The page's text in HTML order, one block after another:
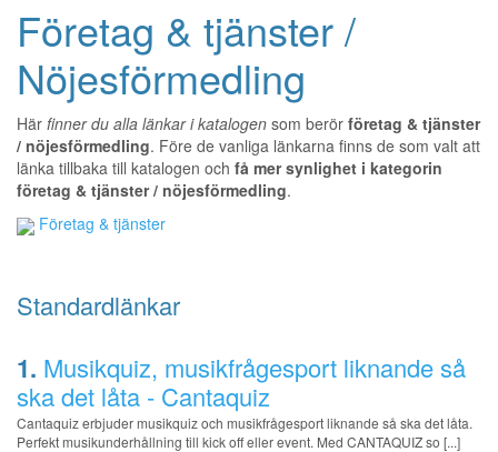
Företag & tjänster /
Nöjesförmedling
Här finner du alla länkar i katalogen som berör företag & tjänster
/ nöjesförmedling. Före de vanliga länkarna finns de som valt att
länka tillbaka till katalogen och få mer synlighet i kategorin
företag & tjänster / nöjesförmedling.
Företag & tjänster
Standardlänkar
1. Musikquiz, musikfrågesport liknande så
ska det låta - Cantaquiz
Cantaquiz erbjuder musikquiz och musikfrågesport liknande så ska det låta.
Perfekt musikunderhållning till kick off eller event. Med CANTAQUIZ so [...]